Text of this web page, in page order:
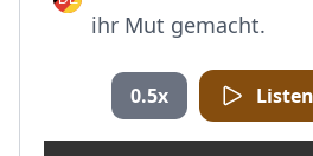
ihr Mut gemacht.
0.5x Listen